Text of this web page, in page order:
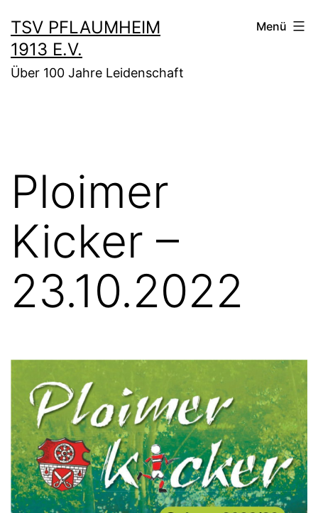
Inhalt
springen
TSV PFLAUMHEIM
1913 E.V.
Über 100 Jahre Leidenschaft
Menü
Ploimer
Kicker –
23.10.2022